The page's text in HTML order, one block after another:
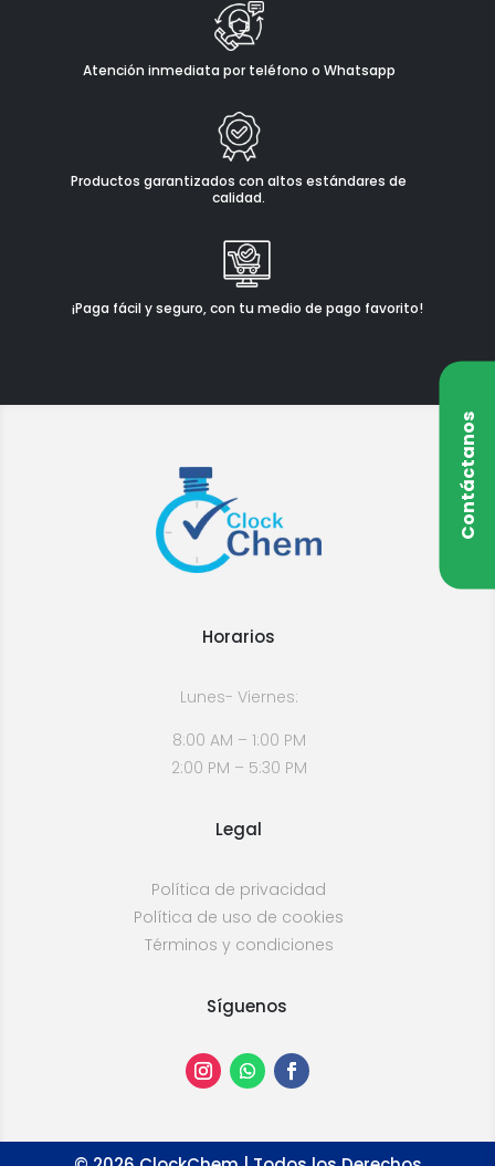
Atención inmediata por teléfono o Whatsapp
Productos garantizados con altos estándares de
calidad.
¡Paga fácil y seguro, con tu medio de pago favorito!
Contáctanos
Horarios
Lunes- Viernes:
8:00 AM – 1:00 PM
2:00 PM – 5:30 PM
Legal
Política de privacidad
Política de uso de cookies
Términos y condiciones
Síguenos